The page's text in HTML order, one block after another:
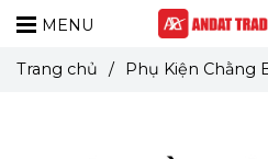
MENU
Trang chủ / Phụ Kiện Chằng